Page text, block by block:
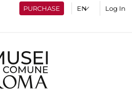
PURCHASE Log In